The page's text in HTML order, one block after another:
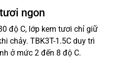
ngon
độ C, lớp kem tươi chỉ giữ
chảy. TBK3T-1.5C duy trì
ở mức 2 đến 8 độ C.